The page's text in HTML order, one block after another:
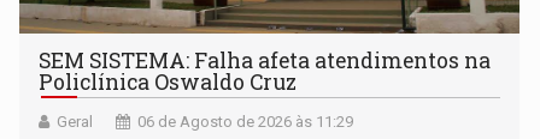
SEM SISTEMA: Falha afeta atendimentos na
Policlínica Oswaldo Cruz
Geral 06 de Agosto de 2026 às 11:29